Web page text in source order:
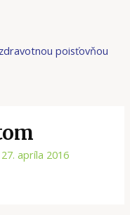
poisťovňou
27. apríla 2016